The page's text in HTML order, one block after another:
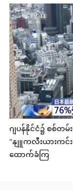
ဂျပန်နိုင်ငံ၌ စစ်
"နျူကလီးယားကင်
ထောက်ခံကြ